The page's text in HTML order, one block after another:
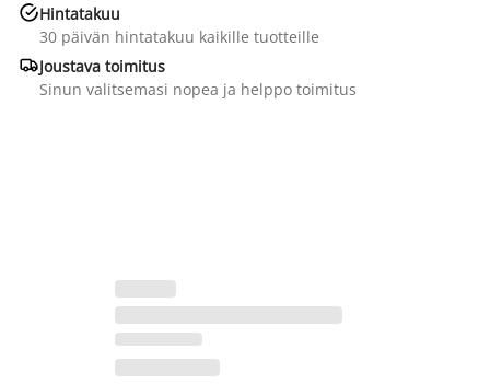
Hintatakuu
30 päivän hintatakuu kaikille tuotteille
Joustava toimitus
Sinun valitsemasi nopea ja helppo toimitus